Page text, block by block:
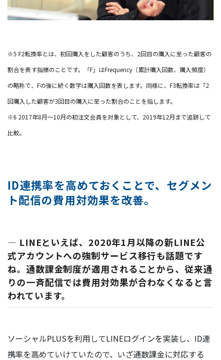
※5 F2転換率とは、初回購入をした顧客のうち、2回目の購入に至った顧客の
割合を表す指標のことです。「F」はFrequency（累計購入回数、購入頻度）
の略称で、Fの後に続く数字は購入回数を表します。同様に、F3転換率は「2
回購入した顧客が3回目の購入に至った割合のことを指します。
※6 2017年8月～10月の初注文会員を対象として、2019年12月まで追跡して
比較。
ID連携率を高めておくことで、セグメン
ト配信の費用対効果を改善。
― LINEといえば、2020年1月以降の新LINE公
式アカウントへの強制サービス移行も話題です
ね。通数課金制度が適用されることから、従来通
りの一斉配信では費用対効果が合わなくなると言
われています。
ソーシャルPLUSを利用してLINEログインを実装し、ID連
携率を高めていけていたので、いざ通数課金に対応する